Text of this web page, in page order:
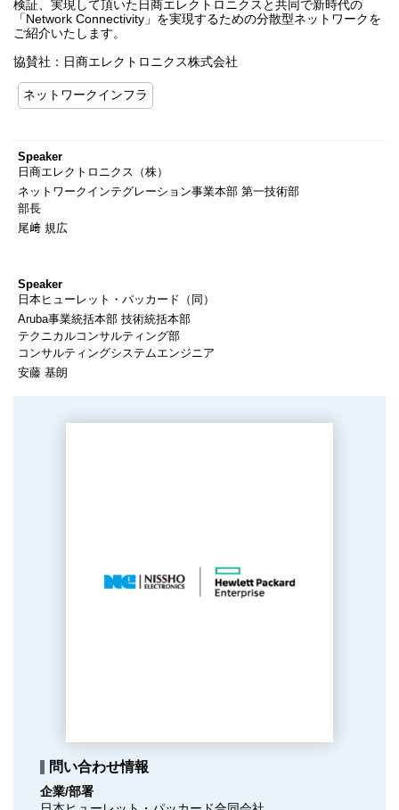
検証、実現して頂いた日商エレクトロニクスと共同で新時代の
「Network Connectivity」を実現するための分散型ネットワークを
ご紹介いたします。
協賛社：日商エレクトロニクス株式会社
ネットワークインフラ
Speaker
日商エレクトロニクス（株）
ネットワークインテグレーション事業本部 第一技術部
部長
尾﨑 規広
Speaker
日本ヒューレット・パッカード（同）
Aruba事業統括本部 技術統括本部
テクニカルコンサルティング部
コンサルティングシステムエンジニア
安藤 基朗
問い合わせ情報
企業/部署